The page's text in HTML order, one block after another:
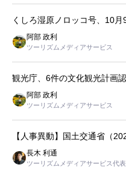
くしろ湿原ノロッコ号、10
阿部 政利
ツーリズムメディアサービス
観光庁、6件の文化観光計画
阿部 政利
ツーリズムメディアサービス
【人事異動】国土交通省（
長木 利通
ツーリズムメディアサービス代